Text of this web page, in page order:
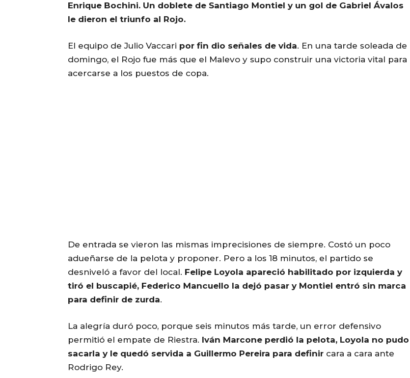
Enrique Bochini. Un doblete de Santiago Montiel y un gol de Gabriel Ávalos
le dieron el triunfo al Rojo.
El equipo de Julio Vaccari por fin dio señales de vida. En una tarde soleada de
domingo, el Rojo fue más que el Malevo y supo construir una victoria vital para
acercarse a los puestos de copa.
De entrada se vieron las mismas imprecisiones de siempre. Costó un poco
adueñarse de la pelota y proponer. Pero a los 18 minutos, el partido se
desniveló a favor del local. Felipe Loyola apareció habilitado por izquierda y
tiró el buscapié, Federico Mancuello la dejó pasar y Montiel entró sin marca
para definir de zurda.
La alegría duró poco, porque seis minutos más tarde, un error defensivo
permitió el empate de Riestra. Iván Marcone perdió la pelota, Loyola no pudo
sacarla y le quedó servida a Guillermo Pereira para definir cara a cara ante
Rodrigo Rey.